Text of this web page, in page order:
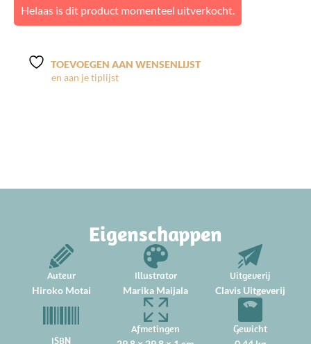
Helaas is dit product momenteel uitverkocht.
TOEVOEGEN AAN WENSENLIJST
Eigenschappen
Auteur
Hiroko Motai
Illustrator
Marika Maijala
Uitgeverij
Clavis Uitgeverij
ISBN
Afmetingen Gewicht